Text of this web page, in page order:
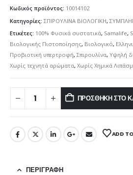
Κωδικός προϊόντος: 10014102
Κατηγορίες: ΣΠΙΡΟΥΛΙΝΑ ΒΙΟΛΟΓΙΚΗ,
Ετικέτες: 100% Φυσικά συστατικά, Samalife,
Βιολογικής Πιστοποίησης, Βιολογικό,
Προβιοτική υπερτροφή, Σπιρουλίνα, Υψηλή
Χωρίς τεχνητά αρώματα, Χωρίς Χημικά
ΠΡΟΣΘΉΚΗ ΣΤΟ
ADD
ΠΕΡΙΓΡΑΦΉ